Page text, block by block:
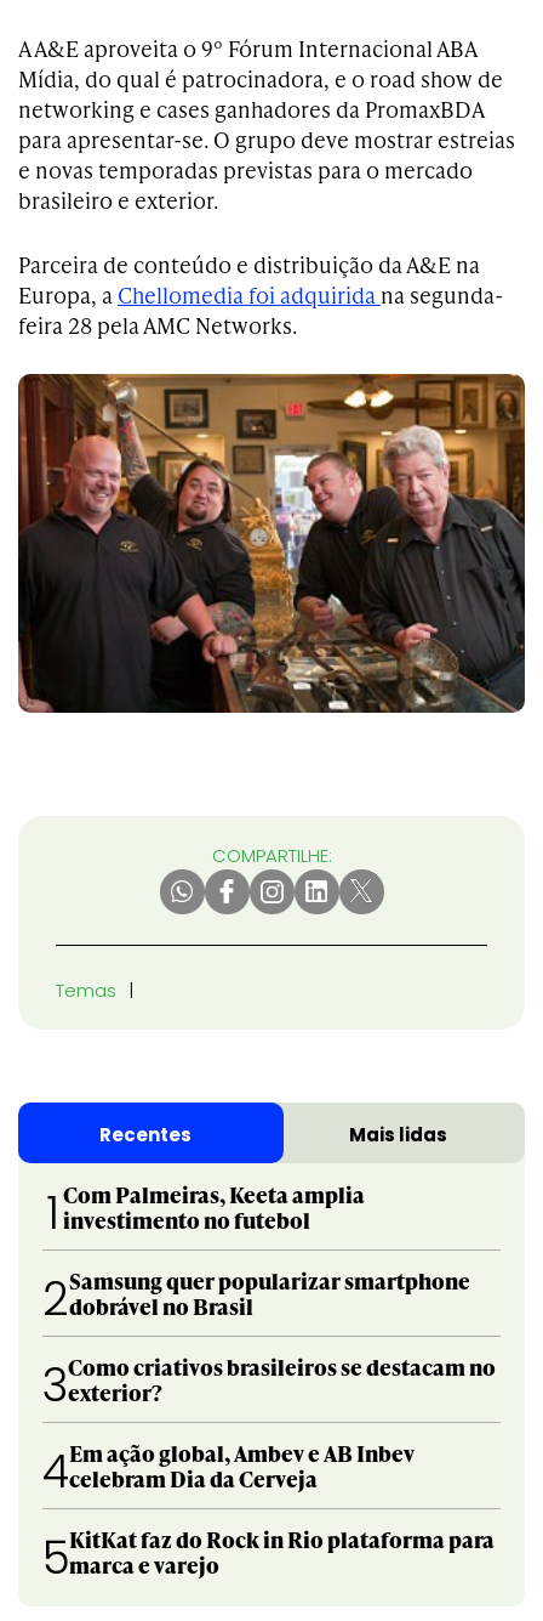
A A&E aproveita o 9º Fórum Internacional ABA
Mídia, do qual é patrocinadora, e o road show de
networking e cases ganhadores da PromaxBDA
para apresentar-se. O grupo deve mostrar estreias
e novas temporadas previstas para o mercado
brasileiro e exterior.
Parceira de conteúdo e distribuição da A&E na
Europa, a Chellomedia foi adquirida na segunda-
feira 28 pela AMC Networks.
COMPARTILHE:
Temas
Recentes Mais lidas
1 Com Palmeiras, Keeta amplia
investimento no futebol
2Samsung quer popularizar smartphone
dobrável no Brasil
3Como criativos brasileiros se destacam no
exterior?
4Em ação global, Ambev e AB Inbev
celebram Dia da Cerveja
5KitKat faz do Rock in Rio plataforma para
marca e varejo